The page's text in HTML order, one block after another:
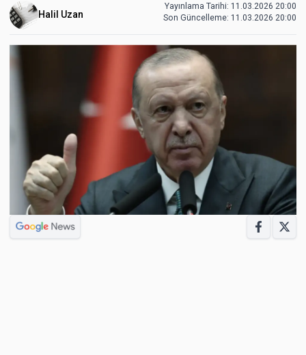
Halil Uzan
Yayınlama Tarihi: 11.03.2026 20:00
Son Güncelleme: 11.03.2026 20:00